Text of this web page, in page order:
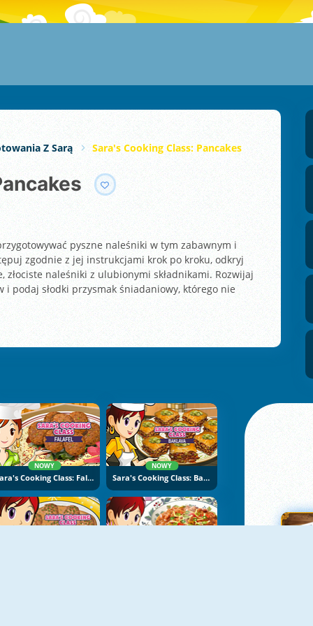
Z Sarą Sara's Cooking Class: Pancakes
pyszne naleśniki w tym zabawnym i
zgodnie z jej instrukcjami krok po kroku, odkryj
naleśniki z ulubionymi składnikami. Rozwijaj
podaj słodki przysmak śniadaniowy, którego nie
NOWY
Sara's Cooking Class: Falafel
NOWY
Sara's Cooking Class: Baklava